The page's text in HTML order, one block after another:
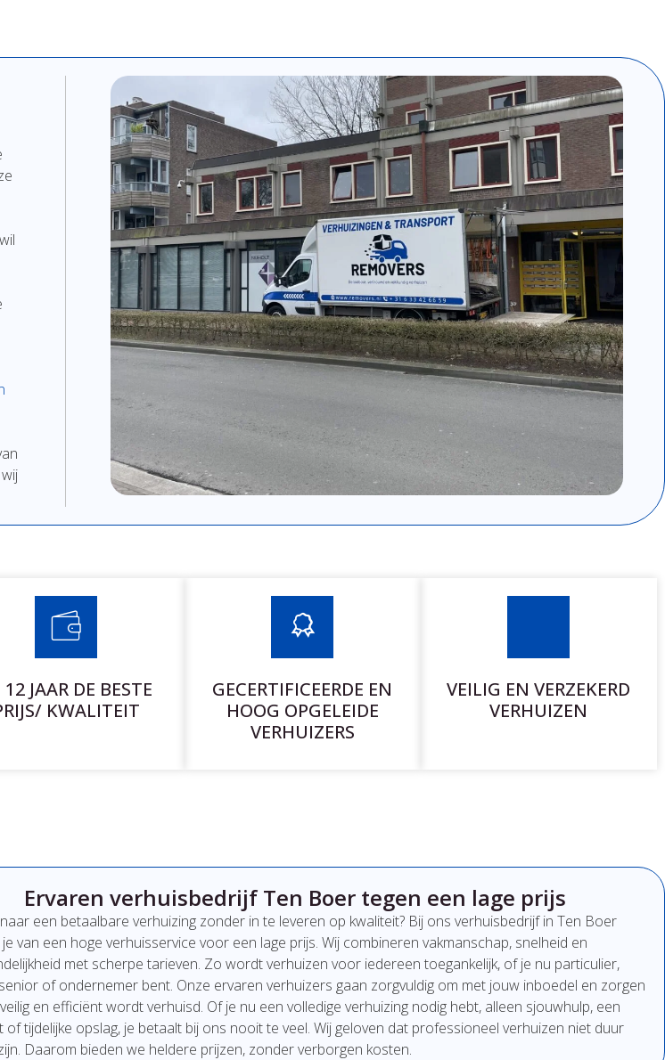
trappen naar de 3e etage getild.Superblij
dat de kast weer compleet in de
woonkamer staat en we de dozen kunnen
uitruimen.Bedankt Removers voor jullie
snelle inzet in deze.
wil
wij
JAAR DE BESTE
KWALITEIT
GECERTIFICEERDE EN
HOOG OPGELEIDE
VERHUIZERS
VEILIG EN VERZEKERD
VERHUIZEN
Ervaren verhuisbedrijf Ten Boer tegen een lage prijs
naar een betaalbare verhuizing zonder in te leveren op kwaliteit? Bij ons verhuisbedrijfin Ten Boer
je van een hoge verhuisservice voor een lage prijs. Wij combineren vakmanschap, snelheid en
met scherpe tarieven. Zo wordtverhuizen voor iedereen toegankelijk, ofje nu particulier,
senior ofondernemer bent. Onze ervaren verhuizers gaan zorgvuldig om met jouw inboedel en zorgen
veilig en efficiëntwordtverhuisd. Ofje nu een volledige verhuizing nodig hebt, alleen sjouwhulp, een
oftijdelijke opslag, je betaalt bij ons nooitte veel. Wij geloven dat professioneel verhuizen niet duur
Daarom bieden we heldere prijzen, zonderverborgen kosten.